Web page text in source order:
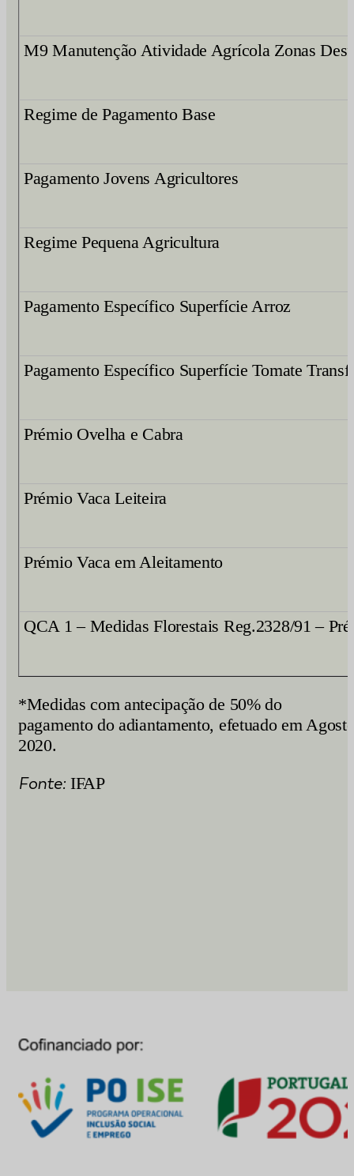
M9 Manutenção Atividade Agrícola Zonas
Regime de Pagamento Base
Pagamento Jovens Agricultores
Regime Pequena Agricultura
Pagamento Específico Superfície Arroz
Pagamento Específico Superfície Tomate
Prémio Ovelha e Cabra
Prémio Vaca Leiteira
Prémio Vaca em Aleitamento
QCA 1 – Medidas Florestais Reg.2328/91 –
*Medidas com antecipação de 50% do
pagamento do adiantamento, efetuado em
2020.
Fonte: IFAP